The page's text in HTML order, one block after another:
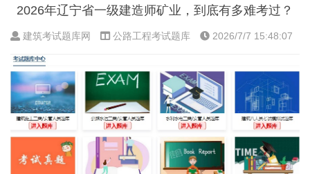
2026年辽宁省一级建造师矿业，到底有多难考过？
建筑考试题库网 公路工程考试题库 2026/7/7 15:48:07